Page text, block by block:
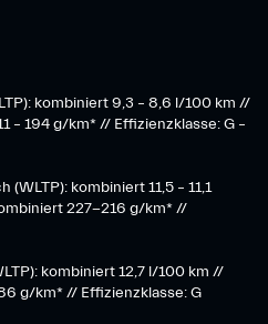
kombiniert 9,3 – 8,6 l/100 km //
– 194 g/km* // Effizienzklasse: G –
kombiniert 11,5 – 11,1
227-216 g/km* //
kombiniert 12,7 l/100 km //
g/km* // Effizienzklasse: G